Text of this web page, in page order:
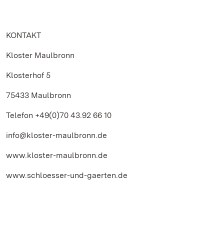
KONTAKT
Kloster Maulbronn
Klosterhof 5
75433 Maulbronn
Telefon +49(0)70 43.92 66 10
info@kloster-maulbronn.de
www.kloster-maulbronn.de
www.schloesser-und-gaerten.de